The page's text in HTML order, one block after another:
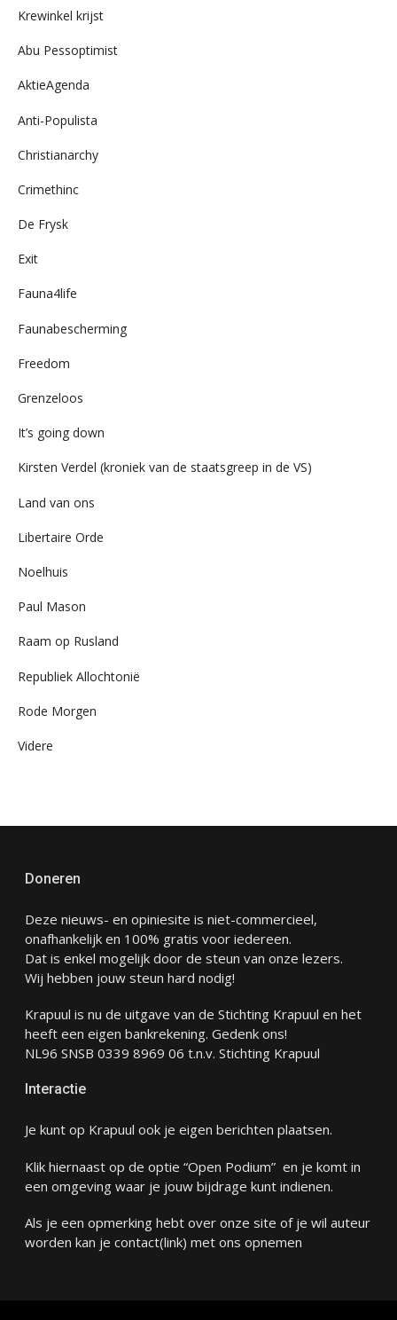
Krewinkel krijst
Abu Pessoptimist
AktieAgenda
Anti-Populista
Christianarchy
Crimethinc
De Frysk
Exit
Fauna4life
Faunabescherming
Freedom
Grenzeloos
It’s going down
Kirsten Verdel (kroniek van de staatsgreep in de VS)
Land van ons
Libertaire Orde
Noelhuis
Paul Mason
Raam op Rusland
Republiek Allochtonië
Rode Morgen
Videre
Doneren
Deze nieuws- en opiniesite is niet-commercieel,
onafhankelijk en 100% gratis voor iedereen.
Dat is enkel mogelijk door de steun van onze lezers.
Wij hebben jouw steun hard nodig!
Krapuul is nu de uitgave van de Stichting Krapuul en het
heeft een eigen bankrekening. Gedenk ons!
NL96 SNSB 0339 8969 06 t.n.v. Stichting Krapuul
Interactie
Je kunt op Krapuul ook je eigen berichten plaatsen.
Klik hiernaast op de optie “Open Podium” en je komt in
een omgeving waar je jouw bijdrage kunt indienen.
Als je een opmerking hebt over onze site of je wil auteur
worden kan je contact(link) met ons opnemen